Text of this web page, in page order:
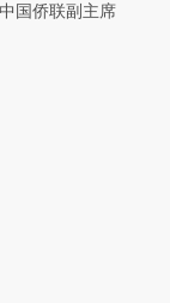
国侨联副主席